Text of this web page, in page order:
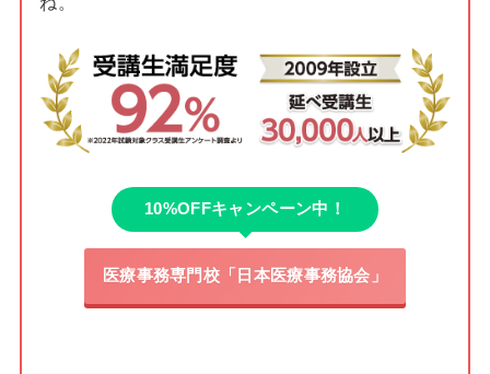
10%OFFキャンペーン中！
医療事務専門校「日本医療事務協会」